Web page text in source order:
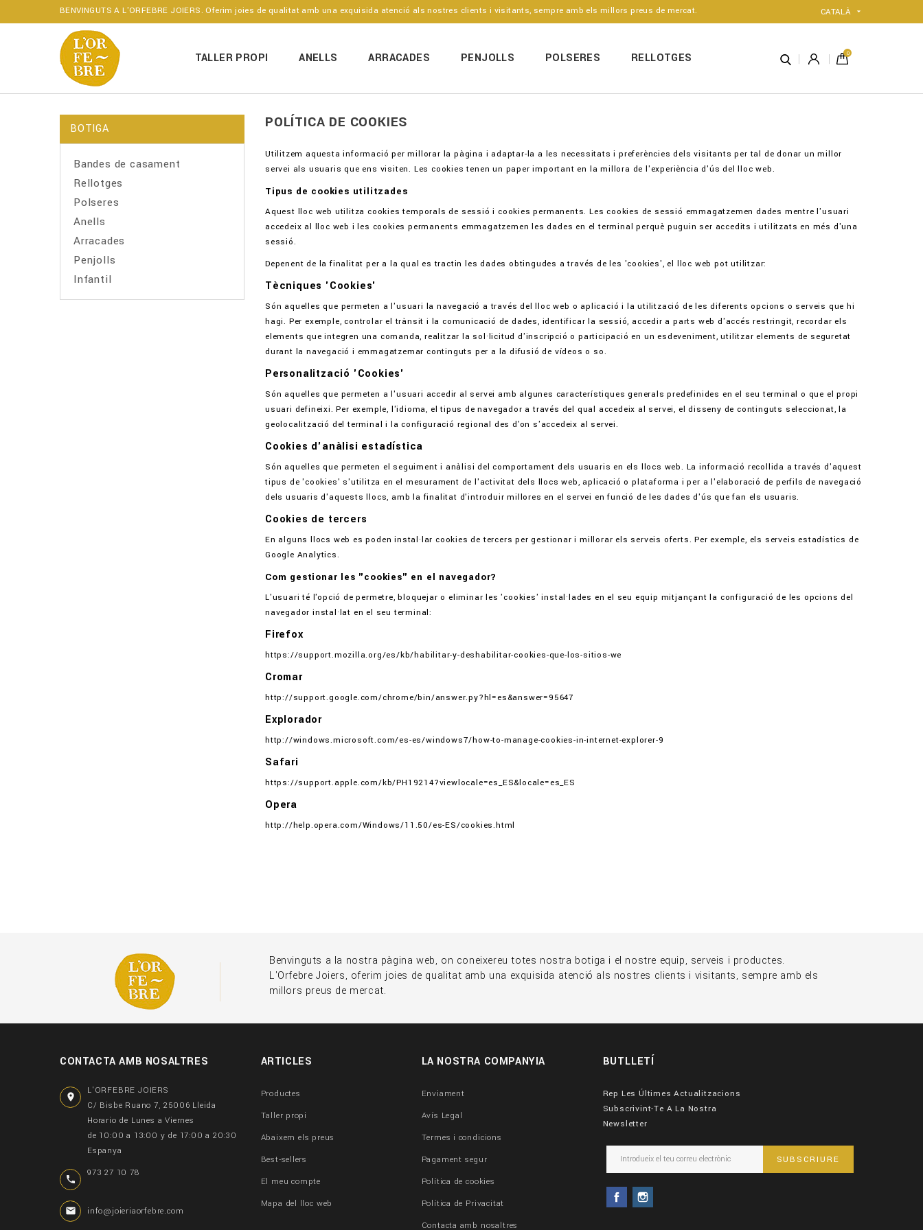
BENVINGUTS A L'ORFEBRE JOIERS. Oferim joies de qualitat amb una exquisida atenció als nostres clients i visitants, sempre amb els millors preus de mercat. CATALÀ 
0
TALLER PROPI ANELLS ARRACADES PENJOLLS POLSERES RELLOTGES
BOTIGA
Bandes de casament
Rellotges
Polseres
Anells
Arracades
Penjolls
Infantil
POLÍTICA DE COOKIES
Utilitzem aquesta informació per millorar la pàgina i adaptar-la a les necessitats i preferències dels visitants per tal de donar un millor
servei als usuaris que ens visiten. Les cookies tenen un paper important en la millora de l'experiència d'ús del lloc web.
Tipus de cookies utilitzades
Aquest lloc web utilitza cookies temporals de sessió i cookies permanents. Les cookies de sessió emmagatzemen dades mentre l'usuari
accedeix al lloc web i les cookies permanents emmagatzemen les dades en el terminal perquè puguin ser accedits i utilitzats en més d'una
sessió.
Depenent de la finalitat per a la qual es tractin les dades obtingudes a través de les 'cookies', el lloc web pot utilitzar:
Tècniques 'Cookies'
Són aquelles que permeten a l'usuari la navegació a través del lloc web o aplicació i la utilització de les diferents opcions o serveis que hi
hagi. Per exemple, controlar el trànsit i la comunicació de dades, identificar la sessió, accedir a parts web d'accés restringit, recordar els
elements que integren una comanda, realitzar la sol·licitud d'inscripció o participació en un esdeveniment, utilitzar elements de seguretat
durant la navegació i emmagatzemar continguts per a la difusió de vídeos o so.
Personalització 'Cookies'
Són aquelles que permeten a l'usuari accedir al servei amb algunes característiques generals predefinides en el seu terminal o que el propi
usuari defineixi. Per exemple, l'idioma, el tipus de navegador a través del qual accedeix al servei, el disseny de continguts seleccionat, la
geolocalització del terminal i la configuració regional des d'on s'accedeix al servei.
Cookies d'anàlisi estadística
Són aquelles que permeten el seguiment i anàlisi del comportament dels usuaris en els llocs web. La informació recollida a través d'aquest
tipus de 'cookies' s'utilitza en el mesurament de l'activitat dels llocs web, aplicació o plataforma i per a l'elaboració de perfils de navegació
dels usuaris d'aquests llocs, amb la finalitat d'introduir millores en el servei en funció de les dades d'ús que fan els usuaris.
Cookies de tercers
En alguns llocs web es poden instal·lar cookies de tercers per gestionar i millorar els serveis oferts. Per exemple, els serveis estadístics de
Google Analytics.
Com gestionar les "cookies" en el navegador?
L'usuari té l'opció de permetre, bloquejar o eliminar les 'cookies' instal·lades en el seu equip mitjançant la configuració de les opcions del
navegador instal·lat en el seu terminal:
Firefox
https://support.mozilla.org/es/kb/habilitar-y-deshabilitar-cookies-que-los-sitios-we
Cromar
http://support.google.com/chrome/bin/answer.py?hl=es&answer=95647
Explorador
http://windows.microsoft.com/es-es/windows7/how-to-manage-cookies-in-internet-explorer-9
Safari
https://support.apple.com/kb/PH19214?viewlocale=es_ES&locale=es_ES
Opera
http://help.opera.com/Windows/11.50/es-ES/cookies.html
Benvinguts a la nostra pàgina web, on coneixereu totes nostra botiga i el nostre equip, serveis i productes.
L'Orfebre Joiers, oferim joies de qualitat amb una exquisida atenció als nostres clients i visitants, sempre amb els
millors preus de mercat.
CONTACTA AMB NOSALTRES

L'ORFEBRE JOIERS
C/ Bisbe Ruano 7, 25006 Lleida
Horario de Lunes a Viernes
de 10:00 a 13:00 y de 17:00 a 20:30
Espanya

973 27 10 78
 info@joieriaorfebre.com
ARTICLES
Productes
Taller propi
Abaixem els preus
Best-sellers
El meu compte
Mapa del lloc web
LA NOSTRA COMPANYIA
Enviament
Avís Legal
Termes i condicions
Pagament segur
Política de cookies
Política de Privacitat
Contacta amb nosaltres
BUTLLETÍ
Rep Les Últimes Actualitzacions
Subscrivint-Te A La Nostra
Newsletter
Facebook